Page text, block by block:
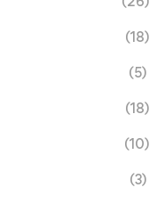
(18)
(5)
(18)
(10)
(3)